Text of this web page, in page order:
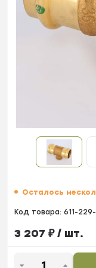
Осталось
Код товара: 611-
3 207 ₽/ шт.